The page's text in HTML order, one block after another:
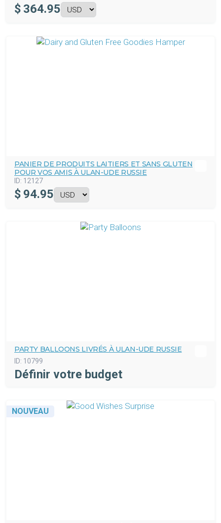
$ 364.95
PANIER DE PRODUITS LAITIERS ET SANS GLUTEN
POUR VOS AMIS À ULAN-UDE RUSSIE
ID: 12127
$ 94.95
PARTY BALLOONS LIVRÉS À ULAN-UDE RUSSIE
ID: 10799
Définir votre budget
NOUVEAU